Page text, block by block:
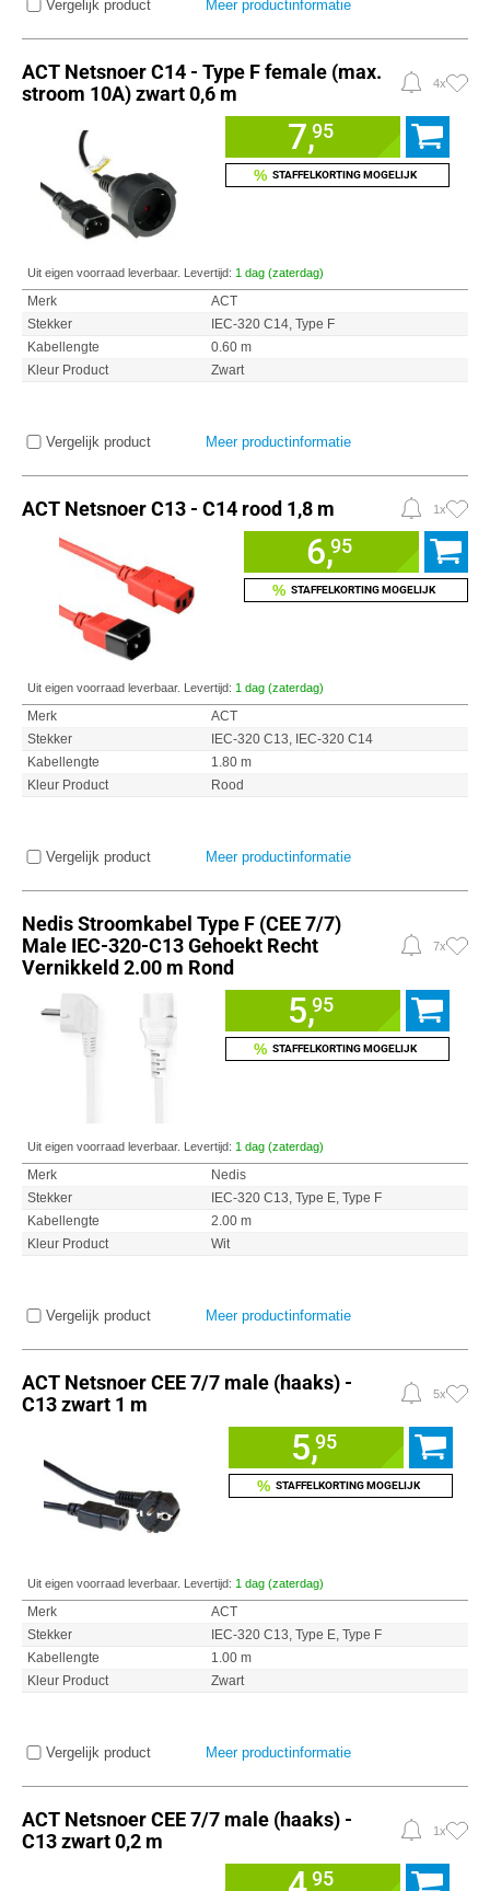
Vergelijk product Meer productinformatie
ACT Netsnoer C14 - Type F female (max.
stroom 10A) zwart 0,6 m
4x
7,95
% STAFFELKORTING MOGELIJK
Uit eigen voorraad leverbaar. Levertijd: 1 dag (zaterdag)
Merk
ACT
Stekker
IEC-320 C14, Type F
Kabellengte
0.60 m
Kleur Product
Zwart
Vergelijk product Meer productinformatie
ACT Netsnoer C13 - C14 rood 1,8 m 1x
6,95
% STAFFELKORTING MOGELIJK
Uit eigen voorraad leverbaar. Levertijd: 1 dag (zaterdag)
Merk
ACT
Stekker
IEC-320 C13, IEC-320 C14
Kabellengte
1.80 m
Kleur Product
Rood
Vergelijk product Meer productinformatie
Nedis Stroomkabel Type F (CEE 7/7)
Male IEC-320-C13 Gehoekt Recht
Vernikkeld 2.00 m Rond
7x
5,95
% STAFFELKORTING MOGELIJK
Uit eigen voorraad leverbaar. Levertijd: 1 dag (zaterdag)
Merk
Nedis
Stekker
IEC-320 C13, Type E, Type F
Kabellengte
2.00 m
Kleur Product
Wit
Vergelijk product Meer productinformatie
ACT Netsnoer CEE 7/7 male (haaks) -
C13 zwart 1 m
5x
5,95
% STAFFELKORTING MOGELIJK
Uit eigen voorraad leverbaar. Levertijd: 1 dag (zaterdag)
Merk
ACT
Stekker
IEC-320 C13, Type E, Type F
Kabellengte
1.00 m
Kleur Product
Zwart
Vergelijk product Meer productinformatie
ACT Netsnoer CEE 7/7 male (haaks) -
C13 zwart 0,2 m
1x
95